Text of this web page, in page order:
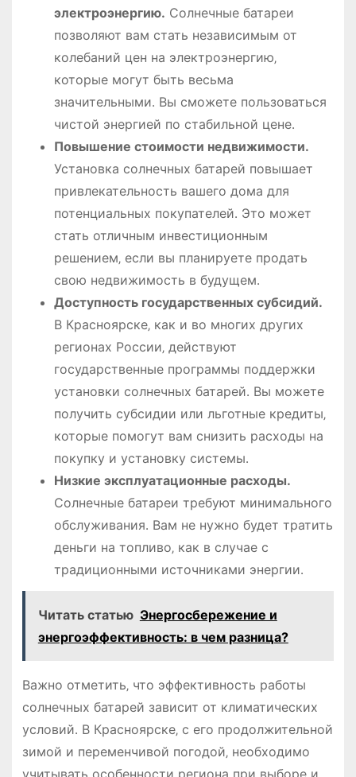
электроэнергию․ Солнечные батареи
позволяют вам стать независимым от
колебаний цен на электроэнергию‚
которые могут быть весьма
значительными․ Вы сможете пользоваться
чистой энергией по стабильной цене․
Повышение стоимости недвижимости․
Установка солнечных батарей повышает
привлекательность вашего дома для
потенциальных покупателей․ Это может
стать отличным инвестиционным
решением‚ если вы планируете продать
свою недвижимость в будущем․
Доступность государственных субсидий․
В Красноярске‚ как и во многих других
регионах России‚ действуют
государственные программы поддержки
установки солнечных батарей․ Вы можете
получить субсидии или льготные кредиты‚
которые помогут вам снизить расходы на
покупку и установку системы․
Низкие эксплуатационные расходы․
Солнечные батареи требуют минимального
обслуживания․ Вам не нужно будет тратить
деньги на топливо‚ как в случае с
традиционными источниками энергии․
Читать статью Энергосбережение и
энергоэффективность: в чем разница?
Важно отметить‚ что эффективность работы
солнечных батарей зависит от климатических
условий․ В Красноярске‚ с его продолжительной
зимой и переменчивой погодой‚ необходимо